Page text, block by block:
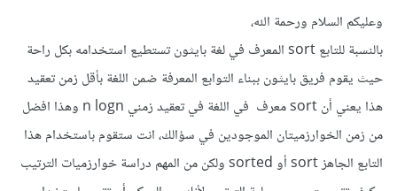
وعليكم السلام ورحمة الله،
بالنسبة للتابع sort المعرف في لغة بايثون تستطيع استخدامه بكل راحة
حيث يقوم فريق بايثون ببناء التوابع المعرفة ضمن اللغة بأقل زمن تعقيد
هذا يعني أن sort معرف في اللغة في تعقيد زمني n logn وهذا افضل
من زمن الخوارزميتان الموجودين في سؤالك، انت ستقوم باستخدام هذا
التابع الجاهز sort أو sorted ولكن من المهم دراسة خوارزميات الترتيب